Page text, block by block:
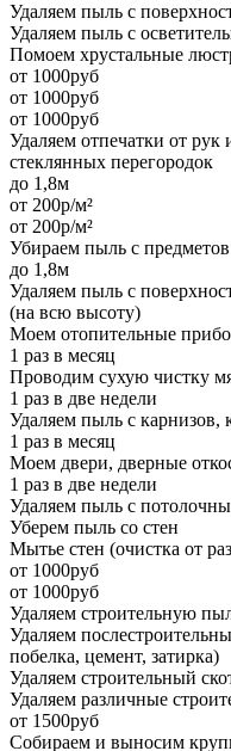
Удаляем пыль с
Удаляем пыль с
Помоем хрустальные
от 1000руб
от 1000руб
от 1000руб
Удаляем отпечатки от рук
стеклянных перегородок
до 1,8м
от 200р/м²
от 200р/м²
Убираем пыль с предметов
до 1,8м
Удаляем пыль с
(на всю высоту)
Моем отопительные
1 раз в месяц
Проводим сухую чистку
1 раз в две недели
Удаляем пыль с карнизов,
1 раз в месяц
Моем двери, дверные
1 раз в две недели
Удаляем пыль с
Уберем пыль со стен
Мытье стен (очистка от
от 1000руб
от 1000руб
Удаляем строительную
Удаляем
побелка, цемент, затирка)
Удаляем строительный
Удаляем различные
от 1500руб
Собираем и выносим